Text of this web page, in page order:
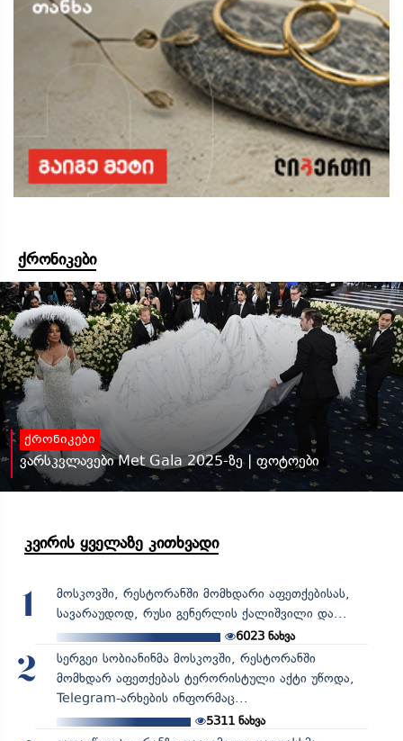
ქრონიკები
ქრონიკები
ვარსკვლავები Met Gala 2025-ზე | ფოტოები
კვირის ყველაზე კითხვადი
1
მოსკოვში, რესტორანში მომხდარი აფეთქებისას,
სავარაუდოდ, რუსი გენერლის ქალიშვილი და...
6023 ნახვა
2
სერგეი სობიანინმა მოსკოვში, რესტორანში
მომხდარ აფეთქებას ტერორისტული აქტი უწოდა,
Telegram-არხების ინფორმაც...
5311ნახვა